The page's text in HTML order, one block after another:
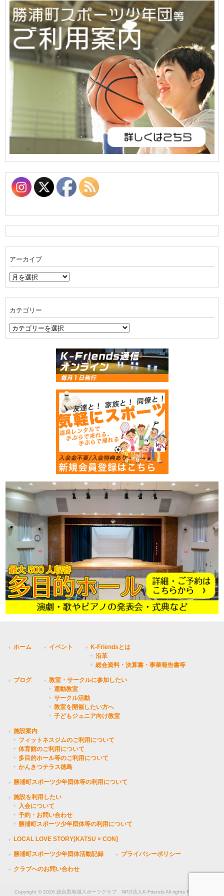
アーカイブ
ア
ー
ブ
カテゴリー
カ
テ
ホーム イベント
K-Friendsとは
沿革
総会資料・決算書・事業報告書等
ブログ
教室・サークルに参加したい
運動教室
サークル活動
教室を開催したい方へ
子どもジュニア向け教室
施設案内
フィットネスジムのご利用について
体育館のご利用について
多目的ホール等のご利用について
かんきつテラス徳島
勝浦町スポーツ少年団体等の利用について
施設を利用したい
入会について
予約・お問い合わせ
勝浦町スポーツ少年団体等の利用について
LOCAL LOVE STORY[KATSU × CON]
勝浦町スポーツ少年団体活動記録 プライバシーポリシー
クラブへのお問い合わせ
Copyright © 2026 総合型地域スポーツクラブ NPO法人K-Friends All rights Reserved.